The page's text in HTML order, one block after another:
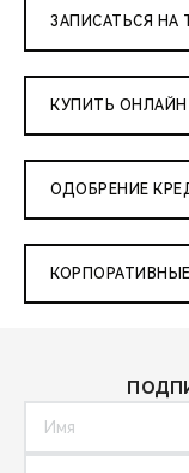
ЗАПИСАТЬСЯ НА
КУПИТЬ ОНЛАЙН
ОДОБРЕНИЕ